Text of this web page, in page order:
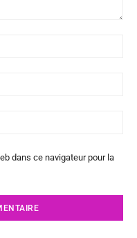
dans ce navigateur pour la